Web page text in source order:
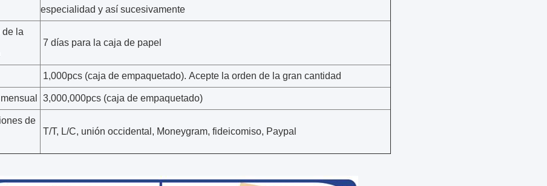
especialidad y así sucesivamente
de la
7 días para la caja de papel
1,000pcs (caja de empaquetado). Acepte la orden de la gran cantidad
3,000,000pcs (caja de empaquetado)
de
T/T, L/C, unión occidental, Moneygram, fideicomiso, Paypal